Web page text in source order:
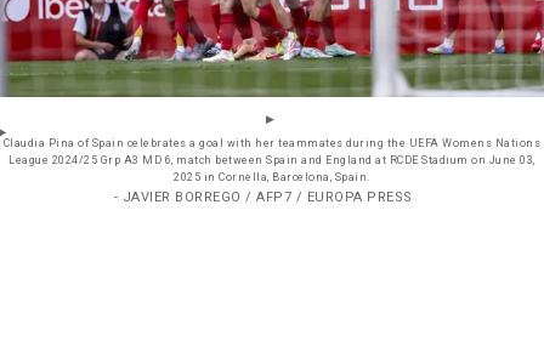
Claudia Pina of Spain celebrates a goal with her teammates during the UEFA Womens Nations
League 2024/25 Grp A3 MD 6, match between Spain and England at RCDE Stadium on June 03,
2025 in Cornella, Barcelona, Spain.
- JAVIER BORREGO / AFP7 / EUROPA PRESS